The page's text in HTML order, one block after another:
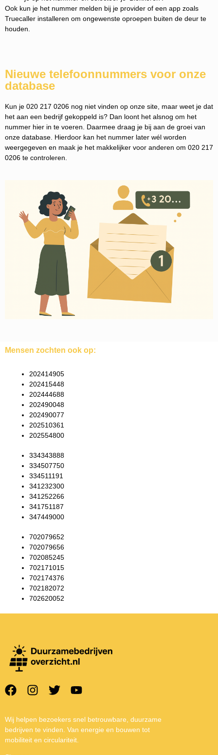
Ook kun je het nummer melden bij je provider of een app zoals
Truecaller installeren om ongewenste oproepen buiten de deur te
houden.
Nieuwe telefoonnummers voor onze
database
Kun je 020 217 0206 nog niet vinden op onze site, maar weet je dat
het aan een bedrijf gekoppeld is? Dan loont het alsnog om het
nummer hier in te voeren. Daarmee draag je bij aan de groei van
onze database. Hierdoor kan het nummer later wél worden
weergegeven en maak je het makkelijker voor anderen om 020 217
0206 te controleren.
Mensen zochten ook op:
202414905
202415448
202444688
202490048
202490077
202510361
202554800
334343888
334507750
334511191
341232300
341252266
341751187
347449000
702079652
702079656
702085245
702171015
702174376
702182072
702620052
Wij helpen bezoekers snel betrouwbare, duurzame
bedrijven te vinden. Van energie en bouwen tot
mobiliteit en circulariteit.